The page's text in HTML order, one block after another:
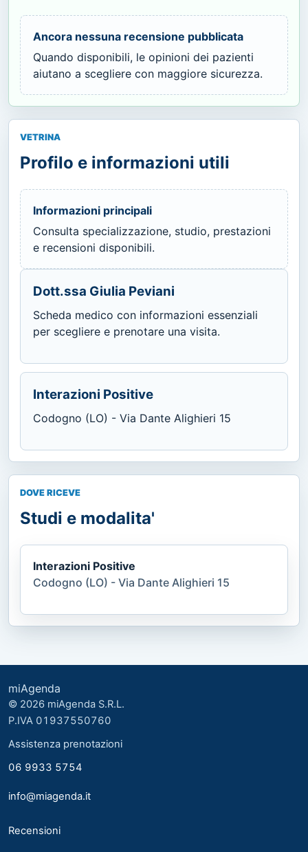
Ancora nessuna recensione pubblicata
Quando disponibili, le opinioni dei pazienti
aiutano a scegliere con maggiore sicurezza.
VETRINA
Profilo e informazioni utili
Informazioni principali
Consulta specializzazione, studio, prestazioni
e recensioni disponibili.
Dott.ssa Giulia Peviani
Scheda medico con informazioni essenziali
per scegliere e prenotare una visita.
Interazioni Positive
Codogno (LO) - Via Dante Alighieri 15
DOVE RICEVE
Studi e modalita'
Interazioni Positive
Codogno (LO) - Via Dante Alighieri 15
miAgenda
© 2026 miAgenda S.R.L.
P.IVA 01937550760
Assistenza prenotazioni
06 9933 5754
info@miagenda.it
Recensioni